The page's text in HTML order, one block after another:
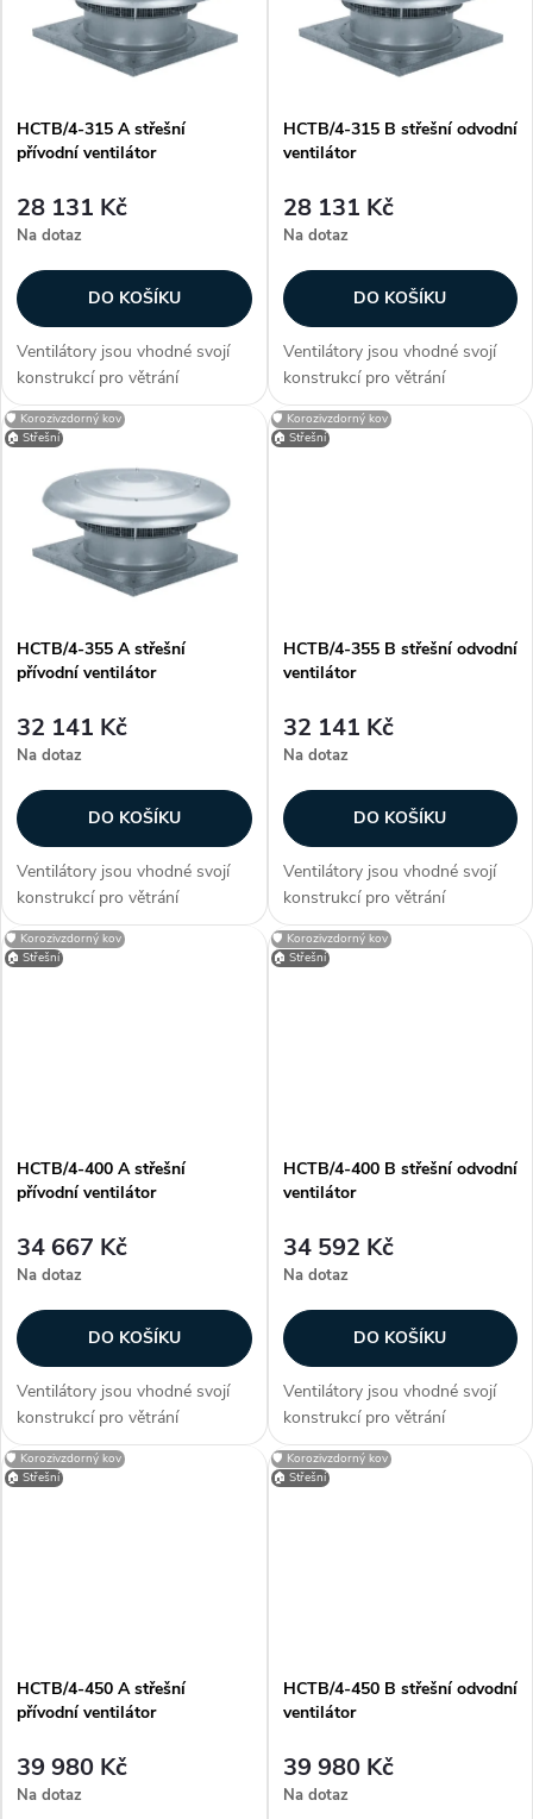
í
p
r
o
d
u
Abecedně
p
s
p
r
o
d
u
ů
HCTB/4-315 A střešní
přívodní ventilátor
28 131 Kč
Na dotaz
DO KOŠÍKU
Ventilátory jsou vhodné svojí
konstrukcí pro větrání
průmyslových hal, provozoven,
bazénů a skladů. Zákazníci
HCTB/4-315 B střešní odvodní
ventilátor
28 131 Kč
Na dotaz
DO KOŠÍKU
Ventilátory jsou vhodné svojí
konstrukcí pro větrání
průmyslových hal, provozoven,
bazénů a skladů. Zákazníci
🛡️ Korozivzdorný kov
🏠 Střešní
HCTB/4-355 A střešní
přívodní ventilátor
32 141 Kč
Na dotaz
DO KOŠÍKU
Ventilátory jsou vhodné svojí
konstrukcí pro větrání
průmyslových hal, provozoven,
bazénů a skladů. Zákazníci
🛡️ Korozivzdorný kov
🏠 Střešní
HCTB/4-355 B střešní odvodní
ventilátor
32 141 Kč
Na dotaz
DO KOŠÍKU
Ventilátory jsou vhodné svojí
konstrukcí pro větrání
průmyslových hal, provozoven,
bazénů a skladů. Zákazníci
🛡️ Korozivzdorný kov
🏠 Střešní
HCTB/4-400 A střešní
přívodní ventilátor
34 667 Kč
Na dotaz
DO KOŠÍKU
Ventilátory jsou vhodné svojí
konstrukcí pro větrání
průmyslových hal, provozoven,
bazénů a skladů. Zákazníci
🛡️ Korozivzdorný kov
🏠 Střešní
HCTB/4-400 B střešní odvodní
ventilátor
34 592 Kč
Na dotaz
DO KOŠÍKU
Ventilátory jsou vhodné svojí
konstrukcí pro větrání
průmyslových hal, provozoven,
bazénů a skladů. Zákazníci
🛡️ Korozivzdorný kov
🏠 Střešní
HCTB/4-450 A střešní
přívodní ventilátor
39 980 Kč
Na dotaz
🛡️ Korozivzdorný kov
🏠 Střešní
HCTB/4-450 B střešní odvodní
ventilátor
39 980 Kč
Na dotaz